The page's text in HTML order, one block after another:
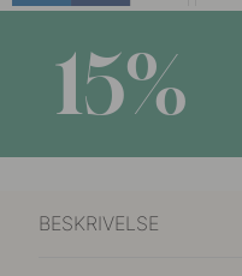
15%
BESKRIVELSE